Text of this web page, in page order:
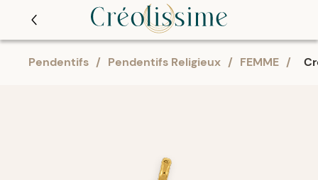
Pendentifs / Pendentifs Religieux / FEMME /